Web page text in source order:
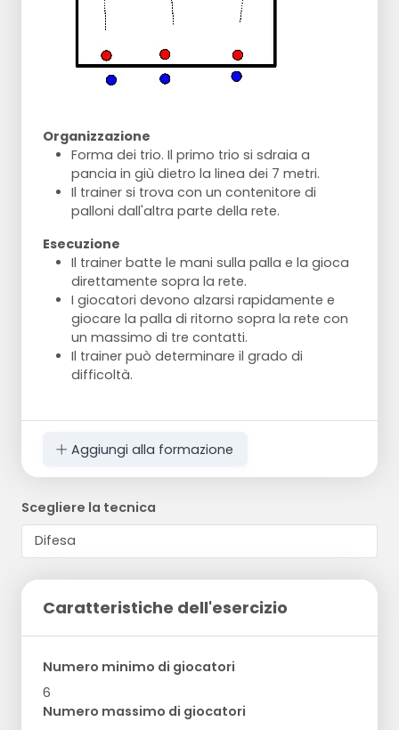
Organizzazione
Forma dei trio. Il primo trio si sdraia a
pancia in giù dietro la linea dei 7 metri.
Il trainer si trova con un contenitore di
palloni dall'altra parte della rete.
Esecuzione
Il trainer batte le mani sulla palla e la gioca
direttamente sopra la rete.
I giocatori devono alzarsi rapidamente e
giocare la palla di ritorno sopra la rete con
un massimo di tre contatti.
Il trainer può determinare il grado di
difficoltà.
Aggiungi alla formazione
Scegliere la tecnica
Caratteristiche dell'esercizio
Numero minimo di giocatori
6
Numero massimo di giocatori